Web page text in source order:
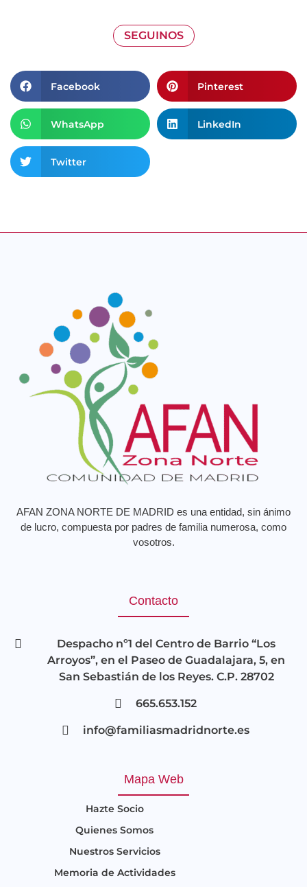
SEGUINOS
Facebook Pinterest
WhatsApp LinkedIn
Twitter
AFAN ZONA NORTE DE MADRID es una entidad, sin ánimo
de lucro, compuesta por padres de familia numerosa, como
vosotros.
Contacto
Despacho nº1 del Centro de Barrio “Los
Arroyos”, en el Paseo de Guadalajara, 5, en
San Sebastián de los Reyes. C.P. 28702
665.653.152
info@familiasmadridnorte.es
Mapa Web
Hazte Socio
Quienes Somos
Nuestros Servicios
Memoria de Actividades